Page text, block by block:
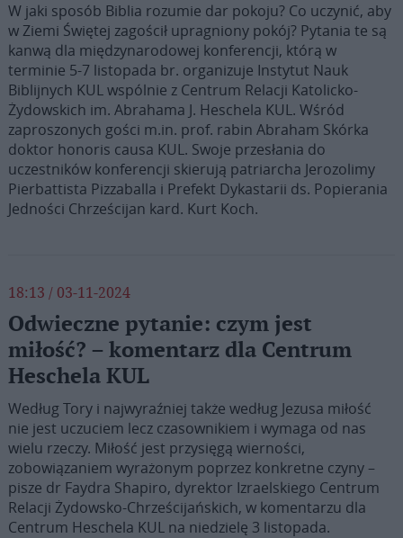
W jaki sposób Biblia rozumie dar pokoju? Co uczynić, aby
w Ziemi Świętej zagościł upragniony pokój? Pytania te są
kanwą dla międzynarodowej konferencji, którą w
terminie 5-7 listopada br. organizuje Instytut Nauk
Biblijnych KUL wspólnie z Centrum Relacji Katolicko-
Żydowskich im. Abrahama J. Heschela KUL. Wśród
zaproszonych gości m.in. prof. rabin Abraham Skórka
doktor honoris causa KUL. Swoje przesłania do
uczestników konferencji skierują patriarcha Jerozolimy
Pierbattista Pizzaballa i Prefekt Dykastarii ds. Popierania
Jedności Chrześcijan kard. Kurt Koch.
18:13 / 03-11-2024
Odwieczne pytanie: czym jest
miłość? – komentarz dla Centrum
Heschela KUL
Według Tory i najwyraźniej także według Jezusa miłość
nie jest uczuciem lecz czasownikiem i wymaga od nas
wielu rzeczy. Miłość jest przysięgą wierności,
zobowiązaniem wyrażonym poprzez konkretne czyny –
pisze dr Faydra Shapiro, dyrektor Izraelskiego Centrum
Relacji Żydowsko-Chrześcijańskich, w komentarzu dla
Centrum Heschela KUL na niedzielę 3 listopada.